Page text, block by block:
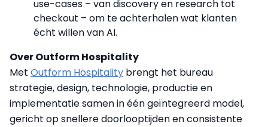
use-cases – van discovery en research tot
checkout – om te achterhalen wat klanten
écht willen van AI.
Over Outform Hospitality
Met Outform Hospitality brengt het bureau
strategie, design, technologie, productie en
implementatie samen in één geïntegreerd model,
gericht op snellere doorlooptijden en consistente